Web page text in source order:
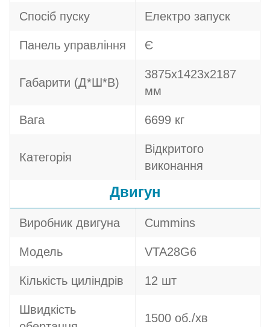
Спосіб пуску Електро запуск
Панель управління Є
Габарити (Д*Ш*В)
3875x1423x2187
мм
Вага 6699 кг
Категорія
Відкритого
виконання
Двигун
Виробник двигуна Cummins
Модель VTA28G6
Кількість циліндрів 12 шт
Швидкість
1500 об./хв